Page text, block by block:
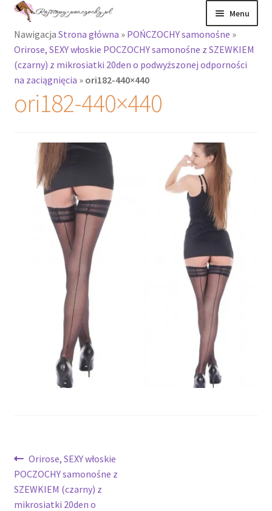
Przejdź
nawigacji
Przejdź
treści
Menu
Rajstopy
Rozwiń
menu
potomne
Rajstopy Orirose
Pończochy i
Podkolanówki i
skarpetki
Wszystkie
produkty
Rozwiń
menu
potomne
Nawigacja Strona główna » POŃCZOCHY samonośne »
Orirose, SEXY włoskie POCZOCHY samonośne z SZEWKIEM
(czarny) z mikrosiatki 20den o podwyższonej odporności
na zaciągnięcia » ori182-440×440
ori182-440×440
Nawigacja
wpisu
Poprzedni
wpis:
Orirose, SEXY włoskie
POCZOCHY samonośne z
SZEWKIEM (czarny) z
mikrosiatki 20den o